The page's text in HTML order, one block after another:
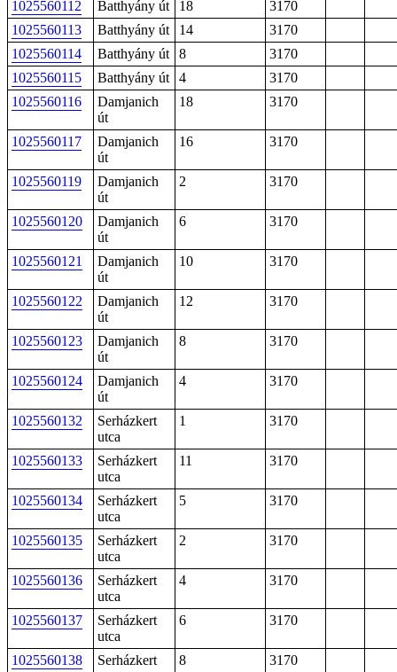
1025560112
Batthyány út 18
3170
1025560113
Batthyány út 14
3170
1025560114
Batthyány út 8
3170
1025560115
Batthyány út 4
3170
1025560116
Damjanich
út
18 3170
1025560117
Damjanich
út
16 3170
1025560119
Damjanich
út
2 3170
1025560120
Damjanich
út
6 3170
1025560121
Damjanich
út
10 3170
1025560122
Damjanich
út
12 3170
1025560123
Damjanich
út
8 3170
1025560124
Damjanich
út
4 3170
1025560132
Serházkert
utca
1 3170
1025560133
Serházkert
utca
11 3170
1025560134
Serházkert
utca
5 3170
1025560135
Serházkert
utca
2 3170
1025560136
Serházkert
utca
4 3170
1025560137
Serházkert
utca
6 3170
1025560138
Serházkert
8 3170